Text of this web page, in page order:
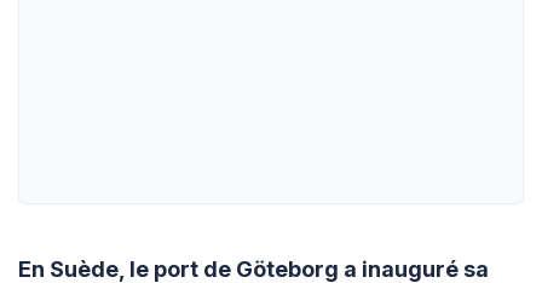
En Suède, le port de Göteborg a inauguré sa